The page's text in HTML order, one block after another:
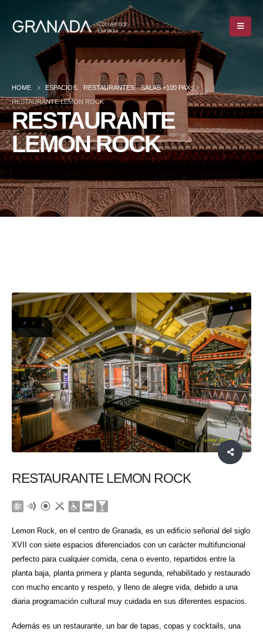
HOME ESPACIOS RESTAURANTES, SALAS +100 PAX
RESTAURANTE LEMON ROCK
RESTAURANTE
LEMON ROCK
RESTAURANTE LEMON ROCK
Lemon Rock, en el centro de Granada, es un edificio señorial del siglo
XVII con siete espacios diferenciados con un carácter multifuncional
perfecto para cualquier comida, cena o evento, repartidos entre la
planta baja, planta primera y planta segunda, rehabilitado y restaurado
con mucho encanto y respeto, y lleno de alegre vida, debido a una
diaria programación cultural muy cuidada en sus diferentes espacios.
Además es un restaurante, un bar de tapas, copas y cocktails, una